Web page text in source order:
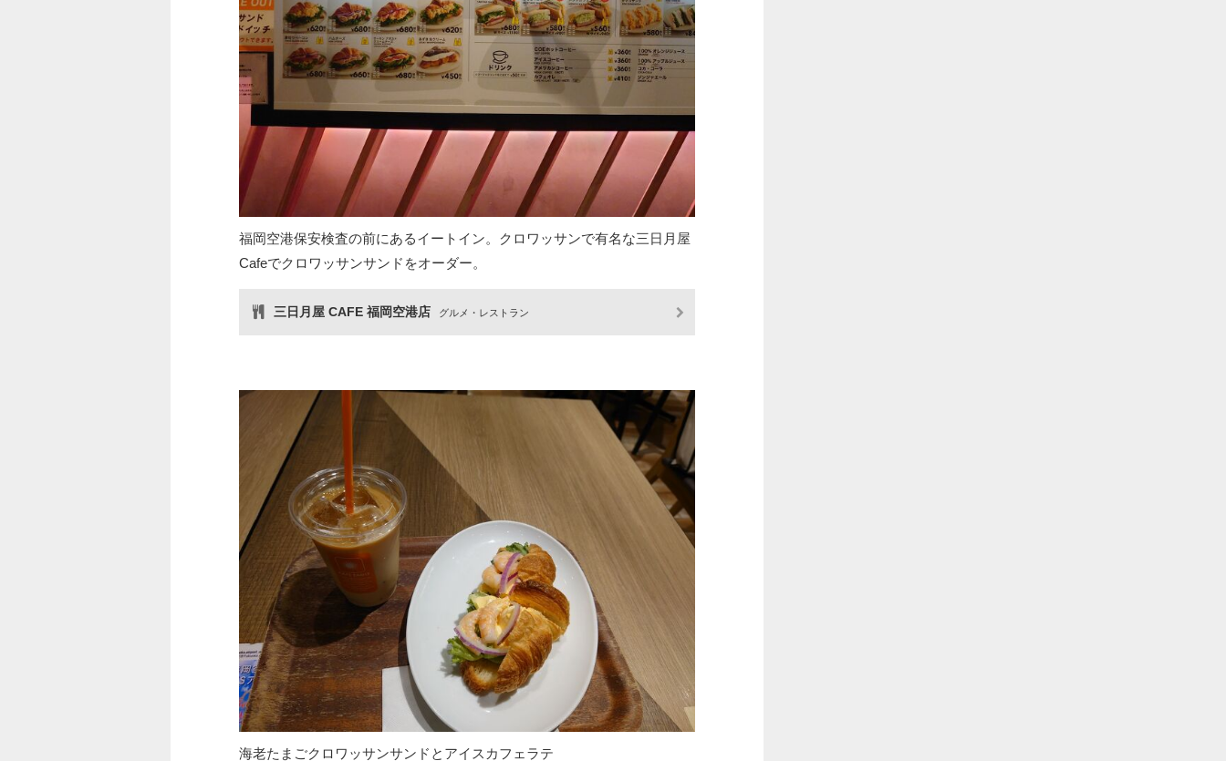
福岡空港保安検査の前にあるイートイン。クロワッサンで有名な三日月屋
Cafeでクロワッサンサンドをオーダー。
三日月屋 CAFE 福岡空港店 グルメ・レストラン
海老たまごクロワッサンサンドとアイスカフェラテ